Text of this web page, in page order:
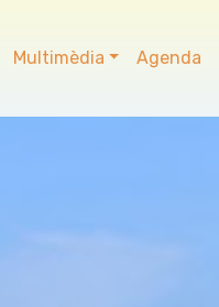
Multimèdia Agenda